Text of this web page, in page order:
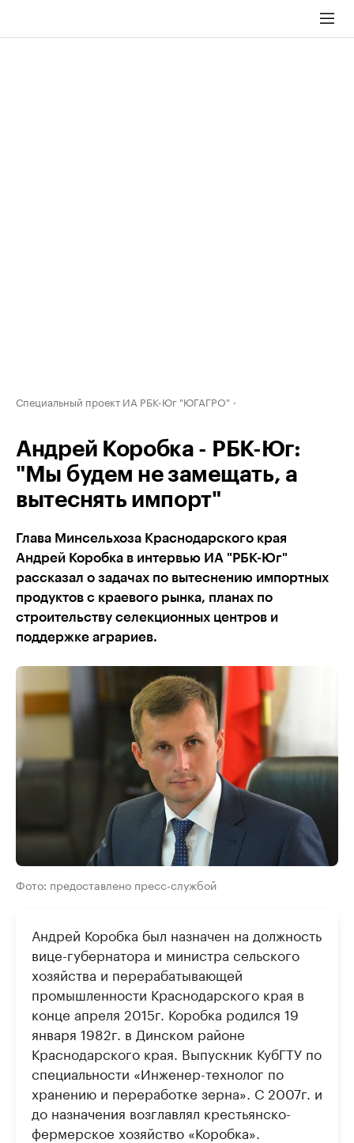
Специальный проект ИА РБК-Юг "ЮГАГРО"
Андрей Коробка - РБК-Юг:
"Мы будем не замещать, а
вытеснять импорт"
Глава Минсельхоза Краснодарского края
Андрей Коробка в интервью ИА "РБК-Юг"
рассказал о задачах по вытеснению импортных
продуктов с краевого рынка, планах по
строительству селекционных центров и
поддержке аграриев.
Фото: предоставлено пресс-службой
Андрей Коробка был назначен на должность
вице-губернатора и министра сельского
хозяйства и перерабатывающей
промышленности Краснодарского края в
конце апреля 2015г. Коробка родился 19
января 1982г. в Динском районе
Краснодарского края. Выпускник КубГТУ по
специальности «Инженер-технолог по
хранению и переработке зерна». С 2007г. и
до назначения возглавлял крестьянско-
фермерское хозяйство «Коробка».